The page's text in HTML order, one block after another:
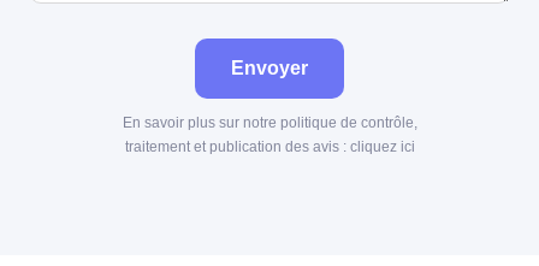
Envoyer
En savoir plus sur notre politique de contrôle,
traitement et publication des avis : cliquez ici